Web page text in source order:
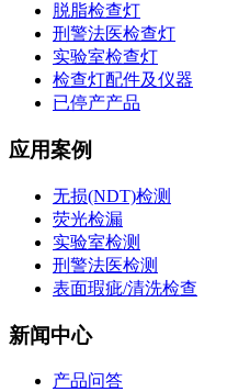
脱脂检查灯
刑警法医检查灯
实验室检查灯
检查灯配件及仪器
已停产产品
应用案例
无损(NDT)检测
荧光检漏
实验室检测
刑警法医检测
表面瑕疵/清洗检查
新闻中心
产品问答